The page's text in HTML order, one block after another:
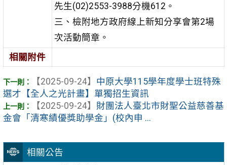
相關公告
先生(02)2553-3988分機612。
三、檢附地方政府線上新知分享會第2場
次活動簡章。
相關附件
【2025-09-24】 中原大學115學年度學士班特殊
選才【全人之光計畫】單獨招生資訊
【2025-09-24】 財團法人臺北市財聖公益慈善基
金會「清寒績優獎助學金」(校內申 ...